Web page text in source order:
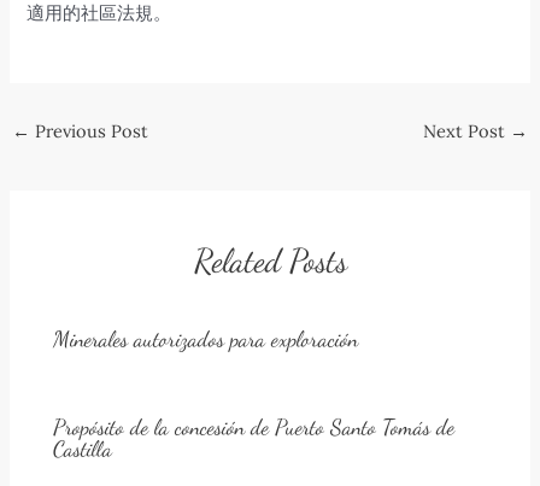
適用的社區法規。
Post
← Previous Post Next Post →
Related Posts
Minerales autorizados para exploración
Propósito de la concesión de Puerto Santo Tomás de
Castilla